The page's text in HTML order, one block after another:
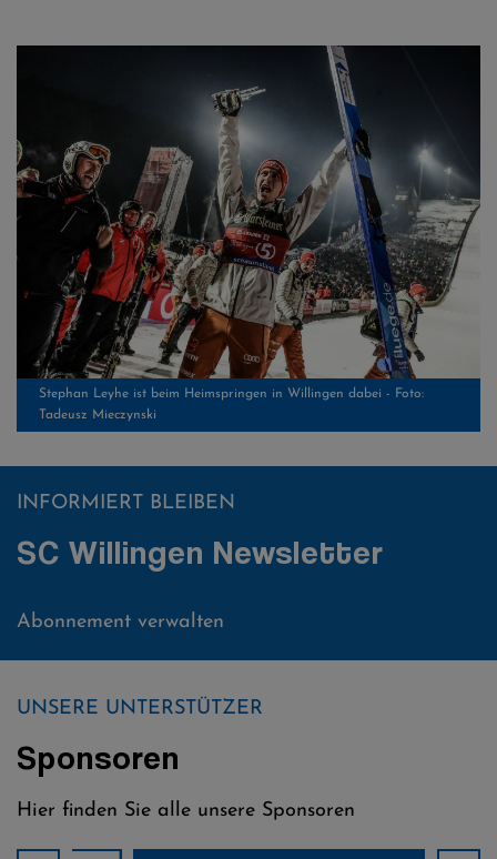
Stephan Leyhe ist beim Heimspringen in Willingen dabei - Foto:
Tadeusz Mieczynski
INFORMIERT BLEIBEN
SC Willingen Newsletter
Abonnement verwalten
UNSERE UNTERSTÜTZER
Sponsoren
Hier finden Sie alle unsere Sponsoren